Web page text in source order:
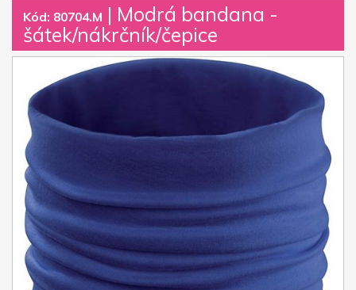
Kód: 80704.M | Modrá bandana -
šátek/nákrčník/čepice